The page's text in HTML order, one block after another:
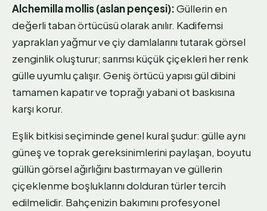
Alchemilla mollis (aslan pençesi):Güllerin en
değerli taban örtücüsü olarak anılır. Kadifemsi
yaprakları yağmur ve çiy damlalarını tutarak görsel
zenginlik oluşturur; sarımsı küçük çiçekleri her renk
gülle uyumlu çalışır. Geniş örtücü yapısı gül dibini
tamamen kapatır ve toprağı yabani ot baskısına
karşı korur.
Eşlik bitkisi seçiminde genel kural şudur: gülle aynı
güneş ve toprak gereksinimlerini paylaşan, boyutu
güllün görsel ağırlığını bastırmayan ve güllerin
çiçeklenme boşluklarını dolduran türler tercih
edilmelidir. Bahçenizin bakımını profesyonel